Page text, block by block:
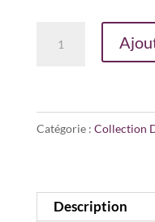
de
Catégorie : Collection
Description